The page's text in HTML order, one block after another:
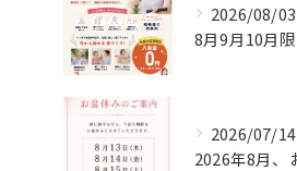
2026/08/03
2026/07/14